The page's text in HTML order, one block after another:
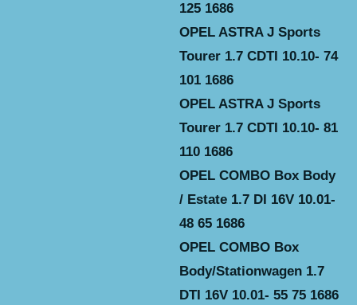
125 1686
OPEL ASTRA J Sports
Tourer 1.7 CDTI 10.10- 74
101 1686
OPEL ASTRA J Sports
Tourer 1.7 CDTI 10.10- 81
110 1686
OPEL COMBO Box Body
/ Estate 1.7 DI 16V 10.01-
48 65 1686
OPEL COMBO Box
Body/Stationwagen 1.7
DTI 16V 10.01- 55 75 1686